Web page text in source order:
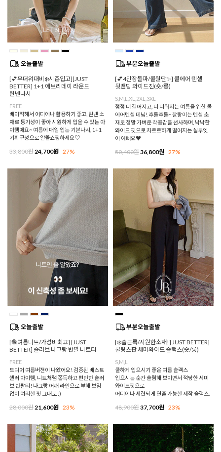
[💕무더위대비❄️시즌입고][JUST
BETTER] 1+1 에브리데이 라운드
린넨나시
FREE
베이직해서 어디에나 활용하기 좋고, 린넨 소
재로 통기성이 좋아 시원하게 입을 수 있는 아
이템에요~ 여름에 매일 입는 기본나시, 1+1
기획구성으로 알뜰쇼핑하세요♡
33,800원 24,700원 27%
[💕4만장돌파/쿨원단✨] 쿨에어 텐셀
뒷밴딩 와이드진(숏/롱)
S,M,L,XL,2XL,3XL
점점 더 길어지고, 더 더워지는 여름을 위한 쿨
에어텐셀 데님! 후들후들~ 찰랑이는 텐셀 소
재로 정말 가벼운 착용감을 선사하며, 낙낙한
와이드 핏으로 차르르하게 떨어지는 실루엣
이 예뻐요♥
50,400원36,800원 27%
[🧶여름니트/가성비최고] [JUST
BETTER] 슬러브 나그랑 반팔 니트티
FREE
드디어 여름버전이 나왔어요! 검증된 베스트
셀러 아이템, 니트처럼 쫀득하고 편안한 슬러
브 반팔티! 나그랑 어깨 라인으로 부해 보임
없이 여리한 핏 그대로 :)
28,000원21,600원 23%
[❄️출근룩/시원한소재!] JUST BETTER]
쿨링스판 세미와이드 슬랙스(숏/롱)
S,M,L
쿨하게 입으시기 좋은 여름 슬랙스
입으시는 순간 슬림해 보이면서 적당한 세미
와이드핏으로
어디에나 세련되게 연출 가능한 제작 슬랙스.
48,900원37,700원 23%